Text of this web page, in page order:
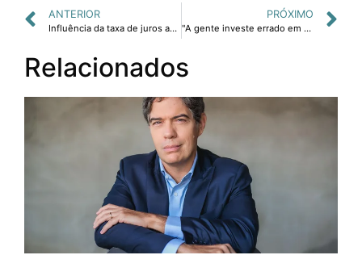
ANTERIOR
Influência da taxa de juros americana na economia brasileira
PRÓXIMO
"A gente investe errado em educação", alerta economista Ricardo Amorim
Relacionados